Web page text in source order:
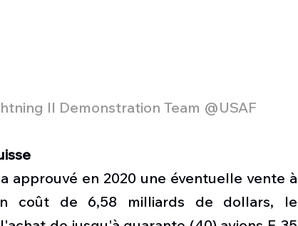
II Demonstration Team @USAF
approuvé en 2020 une éventuelle vente à
coût de 6,58 milliards de dollars, le